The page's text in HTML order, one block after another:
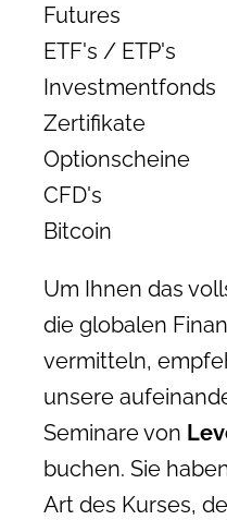
Futures
ETF's / ETP's
Investmentfonds
Zertifikate
Optionscheine
CFD's
Bitcoin
Um Ihnen das
die globalen
vermitteln,
unsere
Seminare von
buchen. Sie
Art des Kurses,